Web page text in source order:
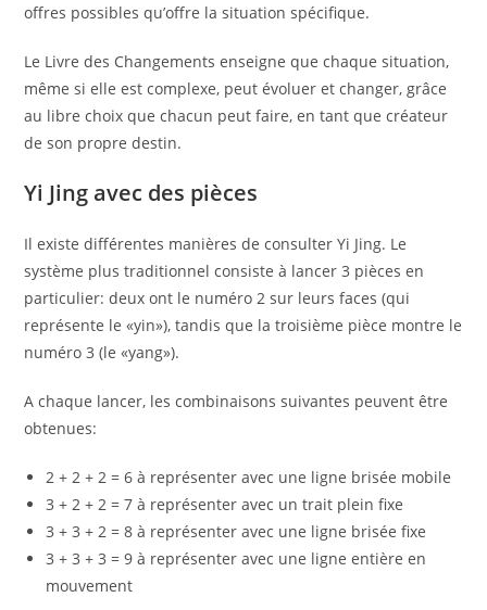
offres possibles qu’offre la situation spécifique.
Le Livre des Changements enseigne que chaque situation,
même si elle est complexe, peut évoluer et changer, grâce
au libre choix que chacun peut faire, en tant que créateur
de son propre destin.
Yi Jing avec des pièces
Il existe différentes manières de consulter Yi Jing. Le
système plus traditionnel consiste à lancer 3 pièces en
particulier: deux ont le numéro 2 sur leurs faces (qui
représente le «yin»), tandis que la troisième pièce montre le
numéro 3 (le «yang»).
A chaque lancer, les combinaisons suivantes peuvent être
obtenues:
2 + 2 + 2 = 6 à représenter avec une ligne brisée mobile
3 + 2 + 2 = 7 à représenter avec un trait plein fixe
3 + 3 + 2 = 8 à représenter avec une ligne brisée fixe
3 + 3 + 3 = 9 à représenter avec une ligne entière en
mouvement